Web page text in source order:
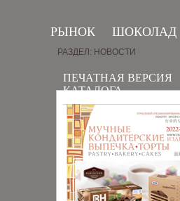
РЫНОК ШОКОЛАД
ПЕЧАТНАЯ ВЕРСИЯ
КАТАЛОГА
РАЗДЕЛ: НОВОСТИ